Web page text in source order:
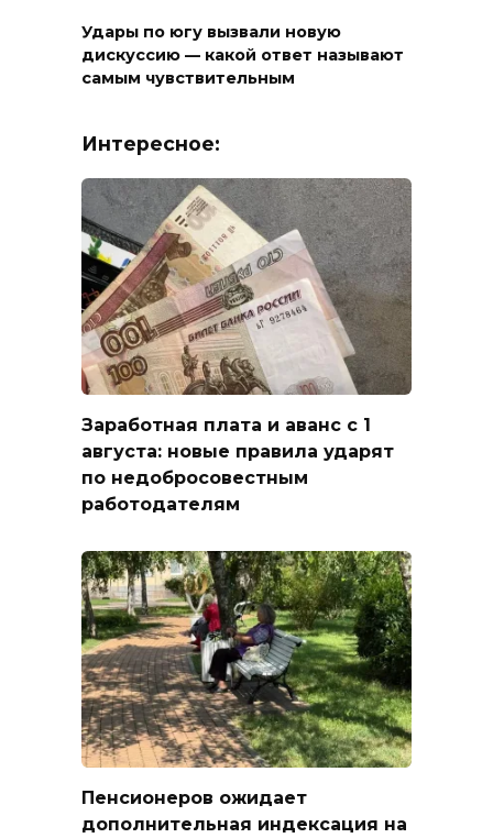
Удары по югу вызвали новую
дискуссию — какой ответ называют
самым чувствительным
Интересное:
Заработная плата и аванс с 1
августа: новые правила ударят
по недобросовестным
работодателям
Пенсионеров ожидает
дополнительная индексация на